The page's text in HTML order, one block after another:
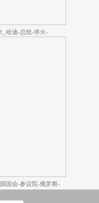
_哈迪-总统-停火-
国会-参议院-俄罗斯-